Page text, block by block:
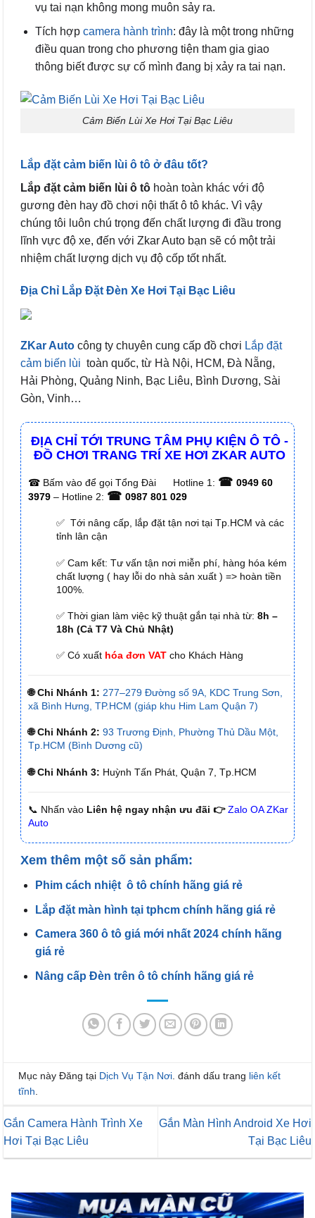
vụ tai nạn không mong muôn sảy ra.
Tích hợp camera hành trình: đây là một trong những
điều quan trong cho phương tiện tham gia giao
thông biết được sự cố mình đang bị xảy ra tai nạn.
Cảm Biến Lùi Xe Hơi Tại Bạc Liêu
Lắp đặt cảm biến lùi ô tô ở đâu tốt?
Lắp đặt cảm biến lùi ô tô hoàn toàn khác với độ
gương đèn hay đồ chơi nội thất ô tô khác. Vì vậy
chúng tôi luôn chú trọng đến chất lượng đi đầu trong
lĩnh vực độ xe, đến với Zkar Auto bạn sẽ có một trải
nhiệm chất lượng dịch vụ độ cốp tốt nhất.
Địa Chỉ Lắp Đặt Đèn Xe Hơi Tại Bạc Liêu
ZKar Auto công ty chuyên cung cấp đồ chơi Lắp đặt
cảm biến lùi toàn quốc, từ Hà Nội, HCM, Đà Nẵng,
Hải Phòng, Quảng Ninh, Bạc Liêu, Bình Dương, Sài
Gòn, Vinh…
ĐỊA CHỈ TỚI TRUNG TÂM PHỤ KIỆN Ô TÔ -
ĐỒ CHƠI TRANG TRÍ XE HƠI ZKAR AUTO
☎ Bấm vào để gọi Tổng Đài Hotline 1: ☎ 0949 60
3979 – Hotline 2: ☎ 0987 801 029
✅ Tới nâng cấp, lắp đặt tận nơi tại Tp.HCM và các
tỉnh lân cận
✅ Cam kết: Tư vấn tận nơi miễn phí, hàng hóa kém
chất lượng ( hay lỗi do nhà sản xuất ) => hoàn tiền
100%.
✅ Thời gian làm việc kỹ thuật gắn tại nhà từ: 8h –
18h (Cả T7 Và Chủ Nhật)
✅ Có xuất hóa đơn VAT cho Khách Hàng
🌐 Chi Nhánh 1: 277–279 Đường số 9A, KDC Trung Sơn,
xã Bình Hưng, TP.HCM (giáp khu Him Lam Quận 7)
🌐 Chi Nhánh 2: 93 Trương Định, Phường Thủ Dầu Một,
Tp.HCM (Bình Dương cũ)
🌐 Chi Nhánh 3: Huỳnh Tấn Phát, Quận 7, Tp.HCM
📞 Nhấn vào Liên hệ ngay nhận ưu đãi 👉 Zalo OA ZKar
Auto
Xem thêm một số sản phẩm:
Phim cách nhiệt ô tô chính hãng giá rẻ
Lắp đặt màn hình tại tphcm chính hãng giá rẻ
Camera 360 ô tô giá mới nhất 2024 chính hãng
giá rẻ
Nâng cấp Đèn trên ô tô chính hãng giá rẻ
Mục này Đăng tại Dịch Vụ Tận Nơi . đánh dấu trang liên kết
tĩnh
Gắn Camera Hành Trình Xe
Hơi Tại Bạc Liêu
Gắn Màn Hình Android Xe Hơi
Tại Bạc Liêu